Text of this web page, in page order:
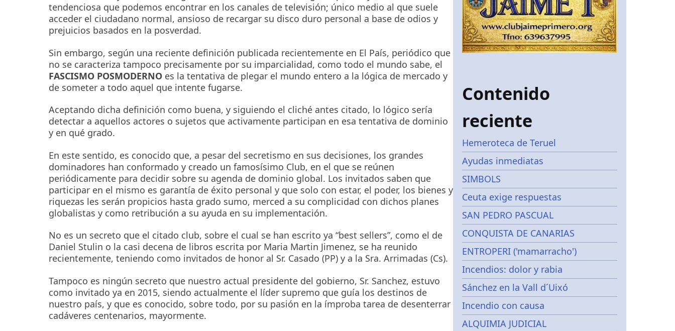
tendenciosa que podemos encontrar en los canales de televisión; único medio al que suele
acceder el ciudadano normal, ansioso de recargar su disco duro personal a base de odios y
prejuicios basados en la posverdad.
Sin embargo, según una reciente definición publicada recientemente en El País, periódico que
no se caracteriza tampoco precisamente por su imparcialidad, como todo el mundo sabe, el
FASCISMO POSMODERNO es la tentativa de plegar el mundo entero a la lógica de mercado y
de someter a todo aquel que intente fugarse.
Aceptando dicha definición como buena, y siguiendo el cliché antes citado, lo lógico sería
detectar a aquellos actores o sujetos que activamente participan en esa tentativa de dominio
y en qué grado.
En este sentido, es conocido que, a pesar del secretismo en sus decisiones, los grandes
dominadores han conformado y creado un famosísimo Club, en el que se reúnen
periódicamente para decidir sobre su agenda de dominio global. Los invitados saben que
participar en el mismo es garantía de éxito personal y que solo con estar, el poder, los bienes y
riquezas les serán propicios hasta grado sumo, merced a su complicidad con dichos planes
globalistas y como retribución a su ayuda en su implementación.
No es un secreto que el citado club, sobre el cual se han escrito ya “best sellers”, como el de
Daniel Stulin o la casi decena de libros escrita por Maria Martin Jimenez, se ha reunido
recientemente, teniendo como invitados de honor al Sr. Casado (PP) y a la Sra. Arrimadas (Cs).
Tampoco es ningún secreto que nuestro actual presidente del gobierno, Sr. Sanchez, estuvo
como invitado ya en 2015, siendo actualmente el líder supremo que guía los destinos de
nuestro país, y que es conocido, sobre todo, por su pasión en la ímproba tarea de desenterrar
cadáveres centenarios, mayormente.
Contenido
reciente
Hemeroteca de Teruel
Ayudas inmediatas
SIMBOLS
Ceuta exige respuestas
SAN PEDRO PASCUAL
CONQUISTA DE CANARIAS
ENTROPERI ('mamarracho')
Incendios: dolor y rabia
Sánchez en la Vall d´Uixó
Incendio con causa
ALQUIMIA JUDICIAL